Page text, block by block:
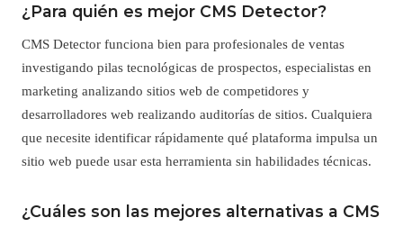
¿Para quién es mejor CMS Detector?
CMS Detector funciona bien para profesionales de ventas
investigando pilas tecnológicas de prospectos, especialistas en
marketing analizando sitios web de competidores y
desarrolladores web realizando auditorías de sitios. Cualquiera
que necesite identificar rápidamente qué plataforma impulsa un
sitio web puede usar esta herramienta sin habilidades técnicas.
¿Cuáles son las mejores alternativas a CMS